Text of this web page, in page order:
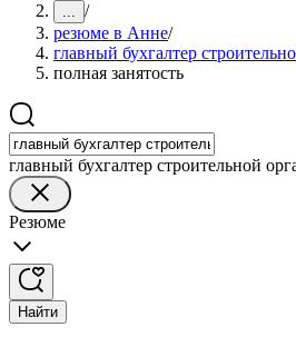
... /
резюме в Анне/
главный бухгалтер
полная занятость
главный бухгалтер строительной
Резюме
Найти